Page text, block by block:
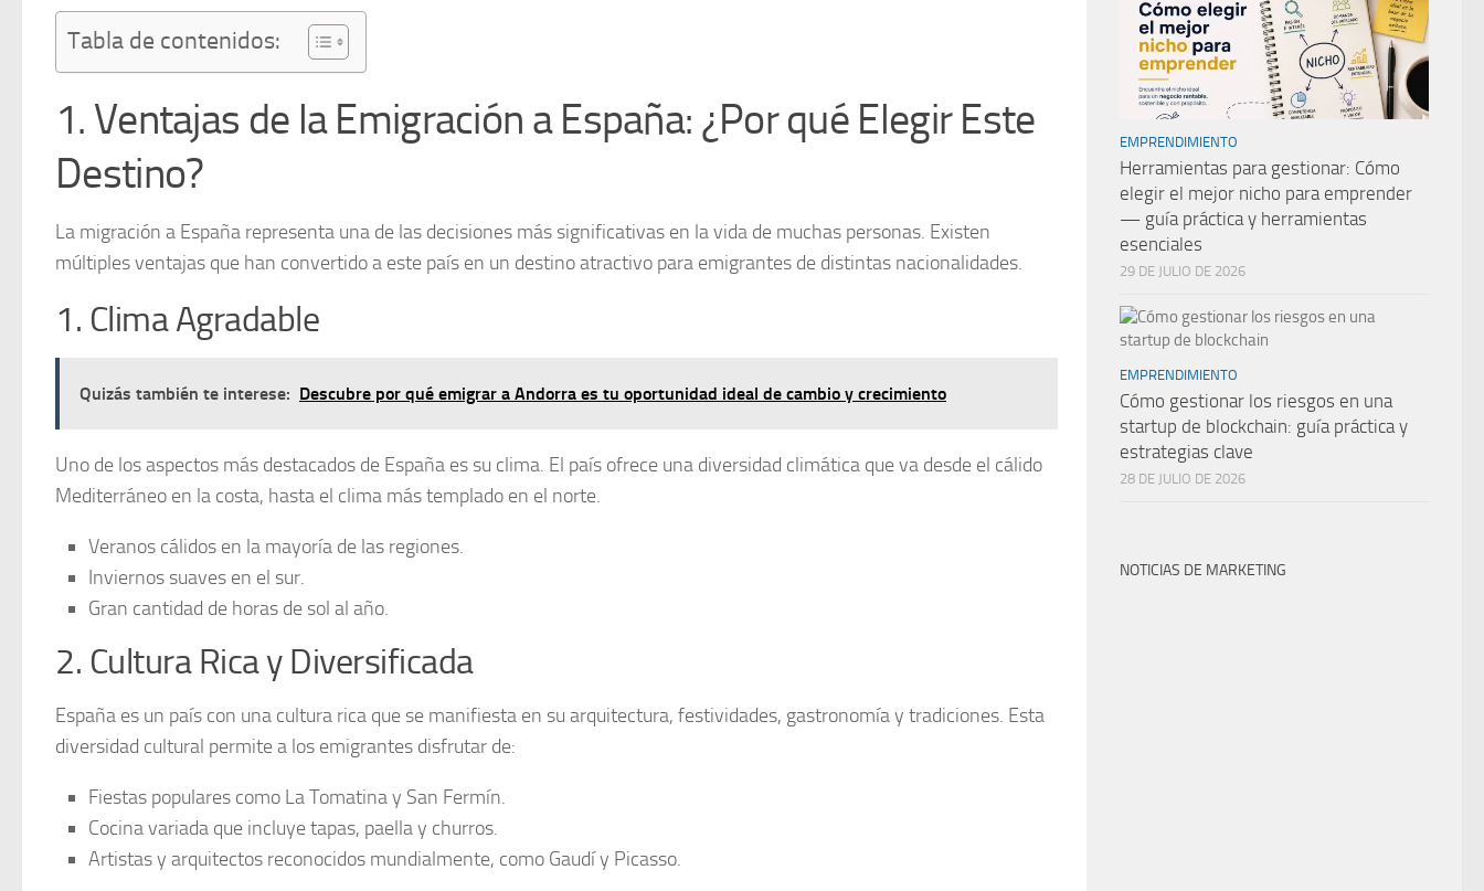
Tabla de contenidos:
1. Ventajas de la Emigración a España: ¿Por qué Elegir Este
Destino?
La migración a España representa una de las decisiones más significativas en la vida de muchas personas. Existen
múltiplesventajas que han convertido a este país en un destino atractivo para emigrantes de distintas nacionalidades.
1. Clima Agradable
Quizás también te interese: Descubre por qué emigrar a Andorra es tu oportunidad ideal de cambio y crecimiento
Uno de los aspectos más destacados de España es su clima. El país ofrece una diversidad climática que va desde el cálido
Mediterráneo en la costa, hasta el clima más templado en el norte.
Veranos cálidos en la mayoría de las regiones.
Inviernos suaves en el sur.
Gran cantidad de horas de sol al año.
2. Cultura Rica y Diversificada
España es un país con una cultura rica que se manifiesta en su arquitectura, festividades, gastronomía y tradiciones. Esta
diversidad cultural permite a los emigrantes disfrutar de:
Fiestas populares como La Tomatina y San Fermín.
Cocina variada que incluye tapas, paella y churros.
Artistas y arquitectos reconocidos mundialmente, como Gaudí y Picasso.
EMPRENDIMIENTO
Herramientas para gestionar: Cómo
elegir el mejor nicho para emprender
— guía práctica y herramientas
esenciales
29 DE JULIO DE 2026
EMPRENDIMIENTO
Cómo gestionar los riesgos en una
startup de blockchain: guía práctica y
estrategias clave
28 DE JULIO DE 2026
NOTICIAS DE MARKETING